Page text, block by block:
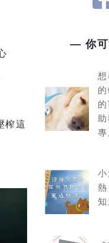
榨這
— 你